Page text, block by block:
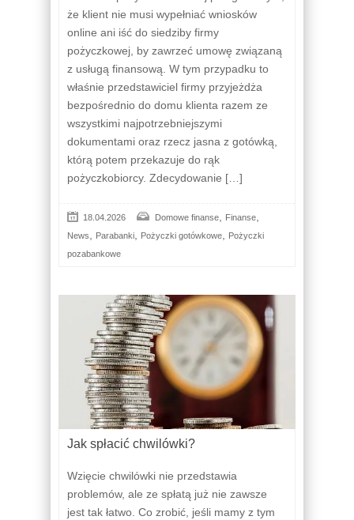
że klient nie musi wypełniać wniosków
online ani iść do siedziby firmy
pożyczkowej, by zawrzeć umowę związaną
z usługą finansową. W tym przypadku to
właśnie przedstawiciel firmy przyjeżdża
bezpośrednio do domu klienta razem ze
wszystkimi najpotrzebniejszymi
dokumentami oraz rzecz jasna z gotówką,
którą potem przekazuje do rąk
pożyczkobiorcy. Zdecydowanie […]
18.04.2026 Domowe finanse, Finanse,
News, Parabanki, Pożyczki gotówkowe, Pożyczki
pozabankowe
Jak spłacić chwilówki?
Wzięcie chwilówki nie przedstawia
problemów, ale ze spłatą już nie zawsze
jest tak łatwo. Co zrobić, jeśli mamy z tym